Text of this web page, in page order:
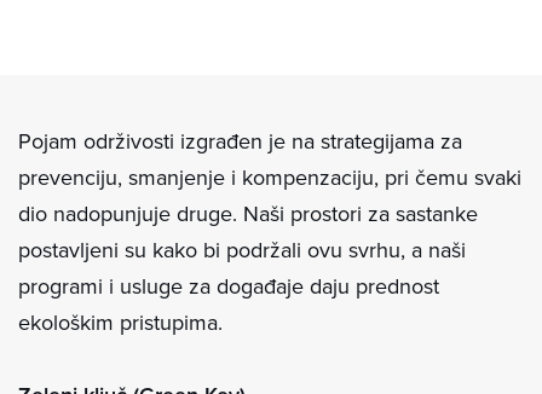
Pojam održivosti izgrađen je na strategijama za
prevenciju, smanjenje i kompenzaciju, pri čemu svaki
dio nadopunjuje druge. Naši prostori za sastanke
postavljeni su kako bi podržali ovu svrhu, a naši
programi i usluge za događaje daju prednost
ekološkim pristupima.